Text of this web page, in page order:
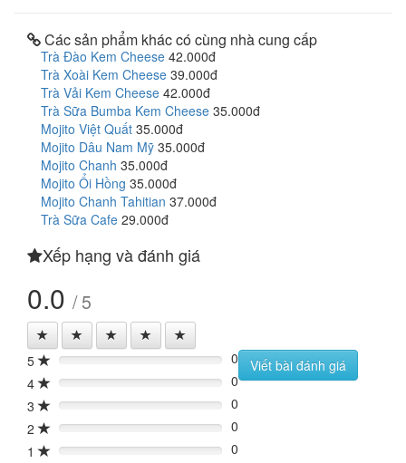
Các sản phẩm khác có cùng nhà cung cấp
Trà Đào Kem Cheese 42.000đ
Trà Xoài Kem Cheese 39.000đ
Trà Vải Kem Cheese 42.000đ
Trà Sữa Bumba Kem Cheese 35.000đ
Mojito Việt Quất 35.000đ
Mojito Dâu Nam Mỹ 35.000đ
Mojito Chanh 35.000đ
Mojito Ổi Hồng 35.000đ
Mojito Chanh Tahitian 37.000đ
Trà Sữa Cafe 29.000đ
Xếp hạng và đánh giá
0.0 / 5
5 0%
0
4
0%
0
3
0%
0
2
0%
0
1
0% 0
Viết bài đánh giá